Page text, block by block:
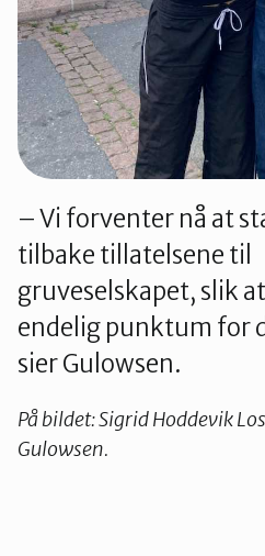
– Vi forventer nå at
tilbake tillatelsene til
gruveselskapet, slik
endelig punktum for
sier Gulowsen.
På bildet: Sigrid Hoddevik
Gulowsen.